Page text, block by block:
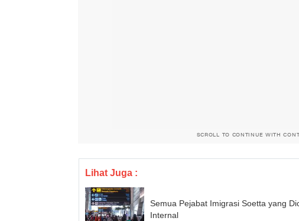
SCROLL TO CONTINUE WITH
Lihat Juga :
Semua Pejabat Imigrasi Soetta yang
Internal